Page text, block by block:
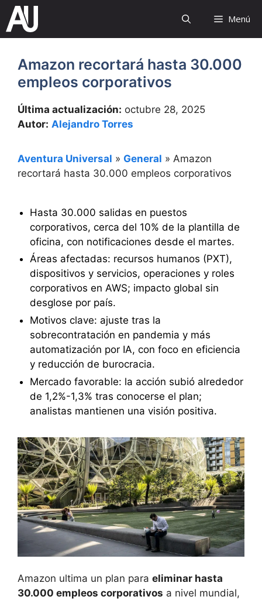
Saltar
contenido
Menú
Amazon recortará hasta 30.000
empleos corporativos
Última actualización: octubre 28, 2025
Autor: Alejandro Torres
Aventura Universal » General » Amazon
recortará hasta 30.000 empleos corporativos
Hasta 30.000 salidas en puestos
corporativos, cerca del 10% de la plantilla de
oficina, con notificaciones desde el martes.
Áreas afectadas: recursos humanos (PXT),
dispositivos y servicios, operaciones y roles
corporativos en AWS; impacto global sin
desglose por país.
Motivos clave: ajuste tras la
sobrecontratación en pandemia y más
automatización por IA, con foco en eficiencia
y reducción de burocracia.
Mercado favorable: la acción subió alrededor
de 1,2%-1,3% tras conocerse el plan;
analistas mantienen una visión positiva.
Amazon ultima un plan para eliminar hasta
30.000 empleos corporativos a nivel mundial,